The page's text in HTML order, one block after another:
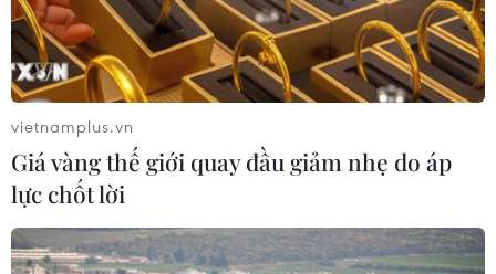
quốc./.
(Vietnam+)
vietnamplus.vn
Giá vàng thế giới quay đầu giảm nhẹ do áp
lực chốt lời